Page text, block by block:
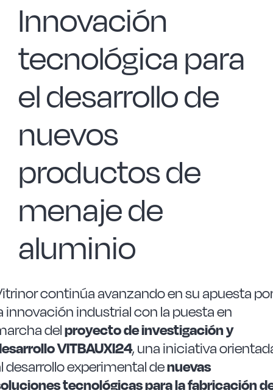
Innovación
tecnológica para
el desarrollo de
nuevos
productos de
menaje de
aluminio
continúa avanzando en su apuesta
innovación industrial con la puesta en
delproyecto de investigación y
VITBAUXI24, una iniciativa
desarrollo experimental denuevas
tecnológicas para la fabricación